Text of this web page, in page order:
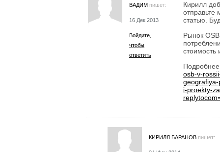
ВАДИМ пишет:
16 Дек 2013
Войдите,
чтобы
ответить
Кирилл
отправьте
статью.
Рынок OSB
стоимость
osb-v-
i-proekty-
КИРИЛЛ БАРАНОВ пишет: